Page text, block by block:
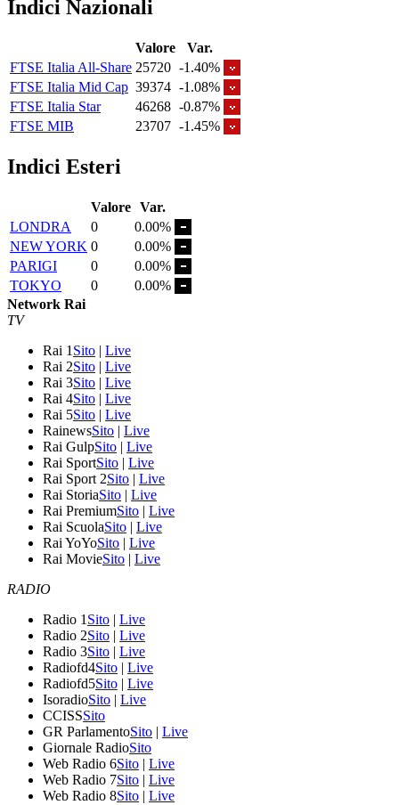
Indici Nazionali
Valore
Var.
FTSE Italia All-Share 25720 -1.40%
FTSE Italia Mid Cap 39374 -1.08%
FTSE Italia Star
46268 -0.87%
FTSE MIB
23707 -1.45%
Indici Esteri
Valore Var.
LONDRA
0
0.00%
NEW YORK 0
0.00%
PARIGI
0
0.00%
TOKYO
0
0.00%
Network Rai
TV
Rai 1 Sito | Live
Rai 2Sito | Live
Rai 3Sito | Live
Rai 4Sito | Live
Rai 5Sito | Live
RainewsSito | Live
Rai GulpSito | Live
Rai SportSito | Live
Rai Sport 2Sito | Live
Rai StoriaSito | Live
Rai PremiumSito | Live
Rai ScuolaSito | Live
Rai YoYoSito | Live
Rai MovieSito | Live
RADIO
Radio 1 Sito | Live
Radio 2Sito | Live
Radio 3Sito | Live
Radiofd4Sito | Live
Radiofd5Sito | Live
IsoradioSito | Live
CCISSSito
GR ParlamentoSito | Live
Giornale RadioSito
Web Radio 6Sito | Live
Web Radio 7Sito | Live
Web Radio 8Sito | Live